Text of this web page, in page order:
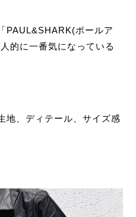
PAUL&SHARK(ポールア
的に一番気になっている
地、ディテール、サイズ感